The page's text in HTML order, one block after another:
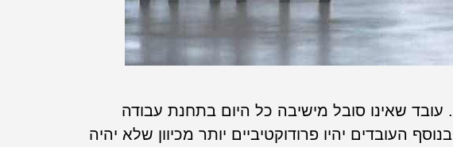
שאינו סובל מישיבה כל היום בתחנת עבודה
העובדים יהיו פרודוקטיביים יותר מכיוון שלא יהיה